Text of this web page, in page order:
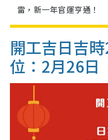
雷，新一年官運亨通！
開工吉日吉
位：2月26日